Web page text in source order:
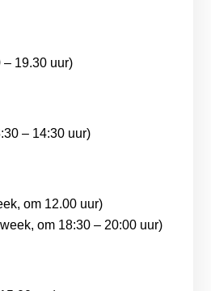
– 19.30 uur)
– 14:30 uur)
om 12.00 uur)
om 18:30 – 20:00 uur)